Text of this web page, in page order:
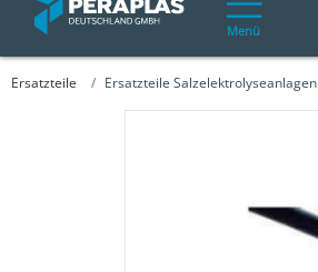
Menü
Ersatzteile Ersatzteile Salzelektrolyseanlagen